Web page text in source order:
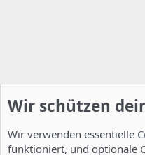
Wir schützen
Wir verwenden essentielle
funktioniert, und optionale